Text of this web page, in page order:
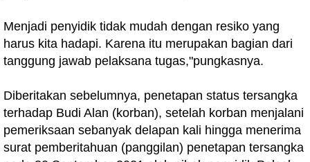
Menjadi penyidik tidak mudah dengan resiko yang
harus kita hadapi. Karena itu merupakan bagian dari
tanggung jawab pelaksana tugas,"pungkasnya.
Diberitakan sebelumnya, penetapan status tersangka
terhadap Budi Alan (korban), setelah korban menjalani
pemeriksaan sebanyak delapan kali hingga menerima
surat pemberitahuan (panggilan) penetapan tersangka